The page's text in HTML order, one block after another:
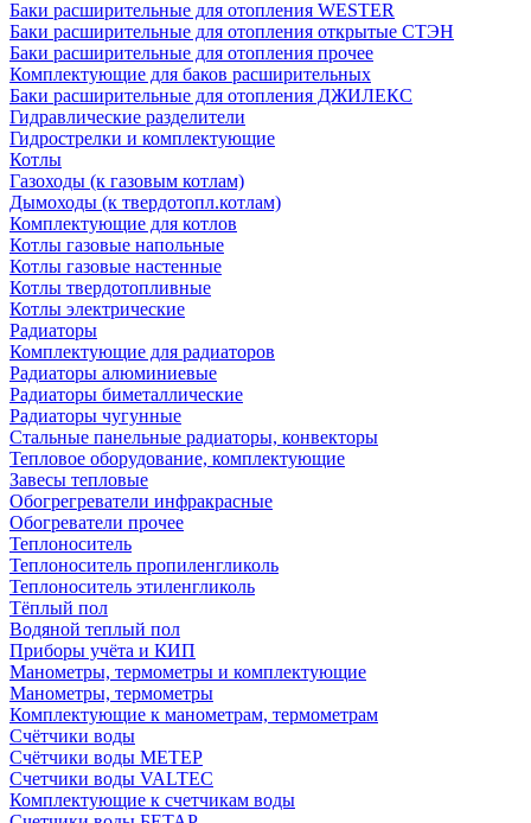
Баки расширительные для отопления WESTER
Баки расширительные для отопления открытые СТЭН
Баки расширительные для отопления прочее
Комплектующие для баков расширительных
Баки расширительные для отопления ДЖИЛЕКС
Гидравлические разделители
Гидрострелки и комплектующие
Котлы
Газоходы (к газовым котлам)
Дымоходы (к твердотопл.котлам)
Комплектующие для котлов
Котлы газовые напольные
Котлы газовые настенные
Котлы твердотопливные
Котлы электрические
Радиаторы
Комплектующие для радиаторов
Радиаторы алюминиевые
Радиаторы биметаллические
Радиаторы чугунные
Стальные панельные радиаторы, конвекторы
Тепловое оборудование, комплектующие
Завесы тепловые
Обогрегреватели инфракрасные
Обогреватели прочее
Теплоноситель
Теплоноситель пропиленгликоль
Теплоноситель этиленгликоль
Тёплый пол
Водяной теплый пол
Приборы учёта и КИП
Манометры, термометры и комплектующие
Манометры, термометры
Комплектующие к манометрам, термометрам
Счётчики воды
Счётчики воды МЕТЕР
Счетчики воды VALTEC
Комплектующие к счетчикам воды